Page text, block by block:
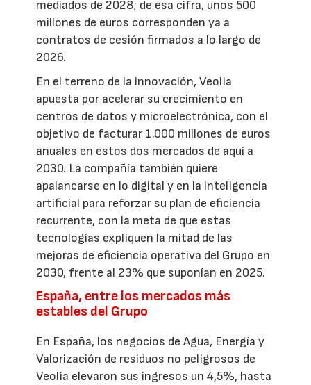
mediados de 2028; de esa cifra, unos 500
millones de euros corresponden ya a
contratos de cesión firmados a lo largo de
2026.
En el terreno de la innovación, Veolia
apuesta por acelerar su crecimiento en
centros de datos y microelectrónica, con el
objetivo de facturar 1.000 millones de euros
anuales en estos dos mercados de aquí a
2030. La compañía también quiere
apalancarse en lo digital y en la inteligencia
artificial para reforzar su plan de eficiencia
recurrente, con la meta de que estas
tecnologías expliquen la mitad de las
mejoras de eficiencia operativa del Grupo en
2030, frente al 23% que suponían en 2025.
España, entre los mercados más
estables del Grupo
En España, los negocios de Agua, Energía y
Valorización de residuos no peligrosos de
Veolia elevaron sus ingresos un 4,5%, hasta